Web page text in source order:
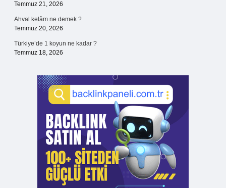
Temmuz 21, 2026
Ahval kelâm ne demek ?
Temmuz 20, 2026
Türkiye’de 1 koyun ne kadar ?
Temmuz 18, 2026